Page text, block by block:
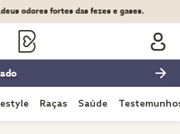
odores fortes das fezes e gases.
Raças Saúde